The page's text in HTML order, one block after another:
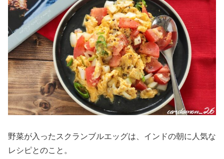
野菜が入ったスクランブルエッグは、インドの朝に人気な
レシピとのこと。